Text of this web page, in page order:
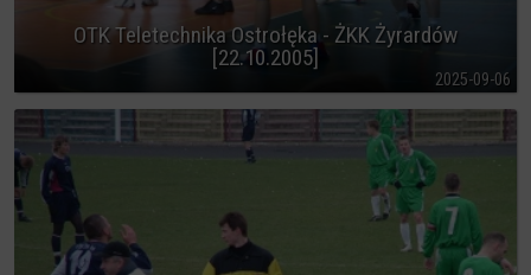
OTK Teletechnika Ostrołęka - ŻKK Żyrardów
[22.10.2005]
2025-09-06